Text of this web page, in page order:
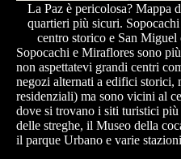
La Paz è pericolosa? Mappa
quartieri più sicuri.
centro storico e San Miguel
Sopocachi e Miraflores sono
non aspettatevi grandi centri
negozi alternati a edifici storici,
residenziali) ma sono vicini al
dove si trovano i siti turistici
delle streghe, il Museo della
il parque Urbano e varie